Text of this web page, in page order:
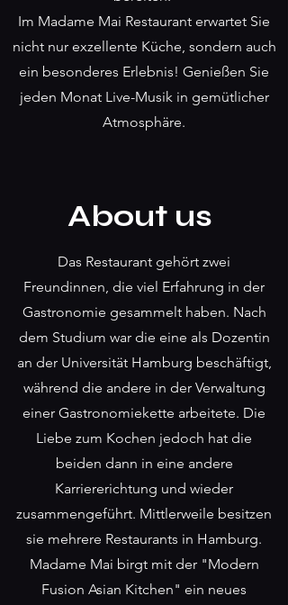
Im Madame Mai Restaurant erwartet Sie
nicht nur exzellente Küche, sondern auch
ein besonderes Erlebnis! Genießen Sie
jeden Monat Live-Musik in gemütlicher
Atmosphäre.
About us
Das Restaurant gehört zwei
Freundinnen, die viel Erfahrung in der
Gastronomie gesammelt haben. Nach
dem Studium war die eine als Dozentin
an der Universität Hamburg beschäftigt,
während die andere in der Verwaltung
einer Gastronomiekette arbeitete. Die
Liebe zum Kochen jedoch hat die
beiden dann in eine andere
Karriererichtung und wieder
zusammengeführt. Mittlerweile besitzen
sie mehrere Restaurants in Hamburg.
Madame Mai birgt mit der "Modern
Fusion Asian Kitchen" ein neues